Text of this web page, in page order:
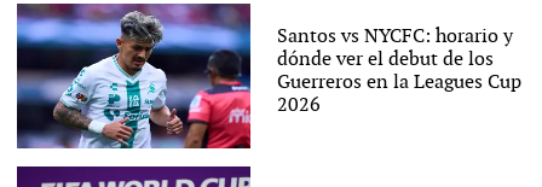
Santos vs NYCFC: horario y
dónde ver el debut de los
Guerreros en la Leagues Cup
2026